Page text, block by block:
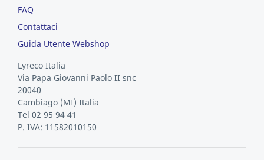
FAQ
Contattaci
Guida Utente Webshop
Lyreco Italia
Via Papa Giovanni Paolo II snc
20040
Cambiago (MI) Italia
Tel 02 95 94 41
P. IVA: 11582010150